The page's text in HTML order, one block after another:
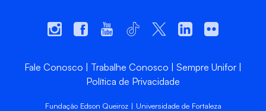
Fale Conosco Trabalhe Conosco
Sempre Unifor
Política de Privacidade
Fundação Edson Queiroz | Universidade de Fortaleza